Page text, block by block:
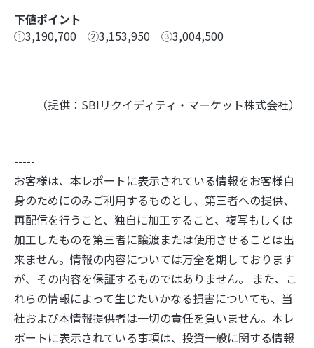
下値ポイント
➀3,190,700 ②3,153,950 ③3,004,500
（提供：SBIリクイディティ・マーケット株式会社）
-----
お客様は、本レポートに表示されている情報をお客様自
身のためにのみご利用するものとし、第三者への提供、
再配信を行うこと、独自に加工すること、複写もしくは
加工したものを第三者に譲渡または使用させることは出
来ません。情報の内容については万全を期しております
が、その内容を保証するものではありません。 また、こ
れらの情報によって生じたいかなる損害についても、当
社および本情報提供者は一切の責任を負いません。本レ
ポートに表示されている事項は、投資一般に関する情報